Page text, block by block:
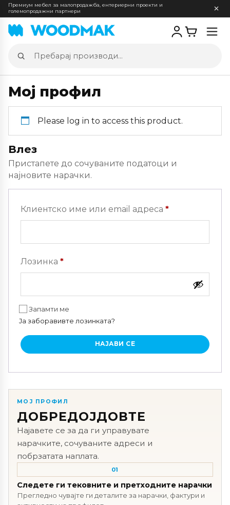
Премиум мебел за малопродажба, ентериерни проекти и
големопродажни партнери
Пребарај
производи
Мој профил
Please log in to access this product.
Влез
Пристапете до сочуваните податоци и
најновите нарачки.
Клиентско име или email адреса *
Лозинка *Задолжително
Запамти ме
Ја заборавивте лозинката?
НАЈАВИ СЕ
МОЈ ПРОФИЛ
ДОБРЕДОЈДОВТЕ
Најавете се за да ги управувате
нарачките, сочуваните адреси и
побрзатата наплата.
01
Следете ги тековните и претходните нарачки
Прегледно чувајте ги деталите за нарачки, фактури и